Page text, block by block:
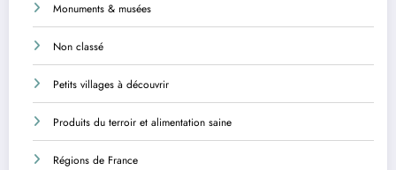
Monuments & musées
Non classé
Petits villages à découvrir
Produits du terroir et alimentation saine
Régions de France